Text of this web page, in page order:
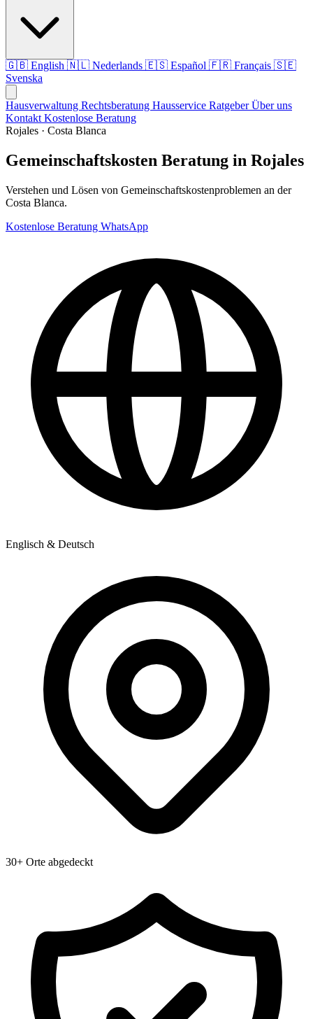
🇬🇧 English 🇳🇱 Nederlands 🇪🇸 Español 🇫🇷 Français 🇸🇪
Svenska
Hausverwaltung Rechtsberatung Hausservice RatgeberÜber uns
Kontakt Kostenlose Beratung
Rojales · Costa Blanca
Gemeinschaftskosten Beratung in Rojales
Verstehen und Lösen von Gemeinschaftskostenproblemen an der
Costa Blanca.
Kostenlose Beratung WhatsApp
Englisch & Deutsch
30+ Orte abgedeckt